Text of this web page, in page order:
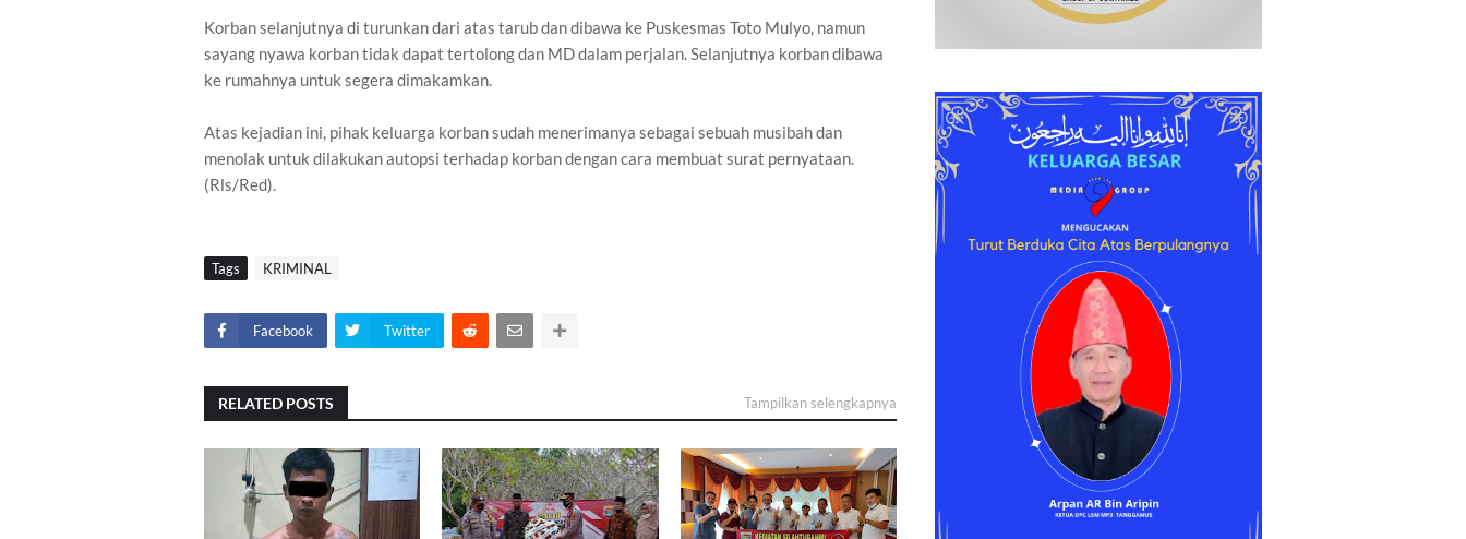
Korban selanjutnya di turunkan dari atas tarub dan dibawa ke Puskesmas Toto Mulyo, namun
sayang nyawa korban tidak dapat tertolong dan MD dalam perjalan. Selanjutnya korban dibawa
ke rumahnya untuk segera dimakamkan.
Atas kejadian ini, pihak keluarga korban sudah menerimanya sebagai sebuah musibah dan
menolak untuk dilakukan autopsi terhadap korban dengan cara membuat surat pernyataan.
(Rls/Red).
Tags KRIMINAL
Facebook Twitter
RELATED POSTS Tampilkan selengkapnya